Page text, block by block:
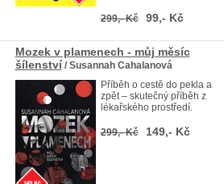
299,- Kč 99,- Kč
Mozek v plamenech - můj měsíc
šílenství / Susannah Cahalanová
Příběh o cestě do pekla a
zpět – skutečný příběh z
lékařského prostředí.
299,- Kč 149,- Kč